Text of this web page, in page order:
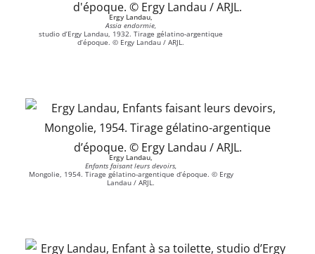
Ergy Landau,
Assia endormie,
studio d’Ergy Landau, 1932. Tirage gélatino-argentique
d’époque. © Ergy Landau / ARJL.
Ergy Landau,
Enfants faisant leurs devoirs,
Mongolie, 1954. Tirage gélatino-argentique d’époque. © Ergy
Landau / ARJL.